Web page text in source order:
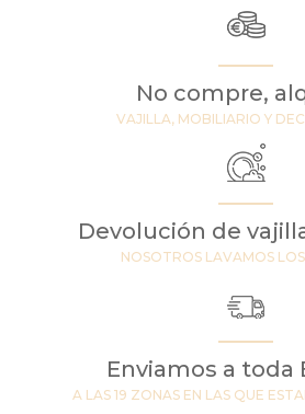
No compre,
VAJILLA, MOBILIARIO Y
Devolución de
NOSOTROS LAVAMOS
Enviamos a toda
A LAS 19 ZONAS EN LAS QUE